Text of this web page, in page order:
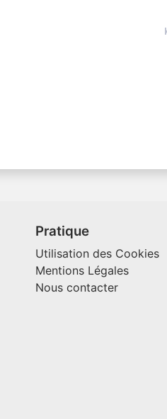
Pratique
Utilisation des Cookies
Mentions Légales
Nous contacter